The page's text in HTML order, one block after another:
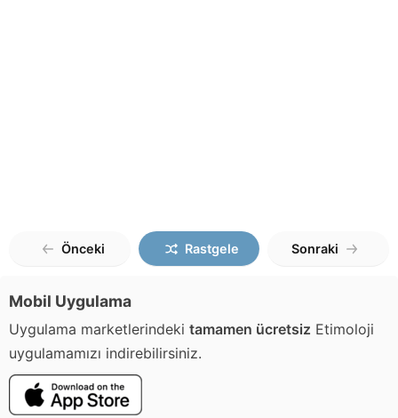
Önceki Rastgele Sonraki
Mobil Uygulama
Uygulama marketlerindeki tamamen ücretsiz Etimoloji
uygulamamızı indirebilirsiniz.